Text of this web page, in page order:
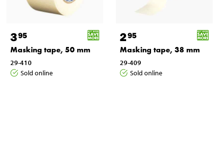
395
Masking tape, 50 mm
29-410
Sold online
295
Masking tape, 38 mm
29-409
Sold online